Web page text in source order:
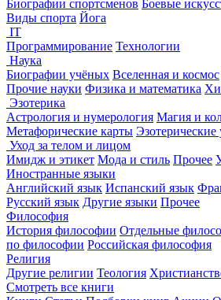
Биографии спортсменов Боевые
Виды спорта Йога
IT
Программирование Технологии
Наука
Биографии учёных Вселенная и космос
Прочие науки Физика и математика
Эзотерика
Астрология и нумерология Магия и
Метафорические карты Эзотерические
Уход за телом и лицом
Имидж и этикет Мода и стиль Прочее
Иностранные языки
Английский язык Испанский язык
Русский язык Другие языки Прочее
Философия
История философии Отдельные
по философии Российская философия
Религия
Другие религии Теология
Смотреть все книги